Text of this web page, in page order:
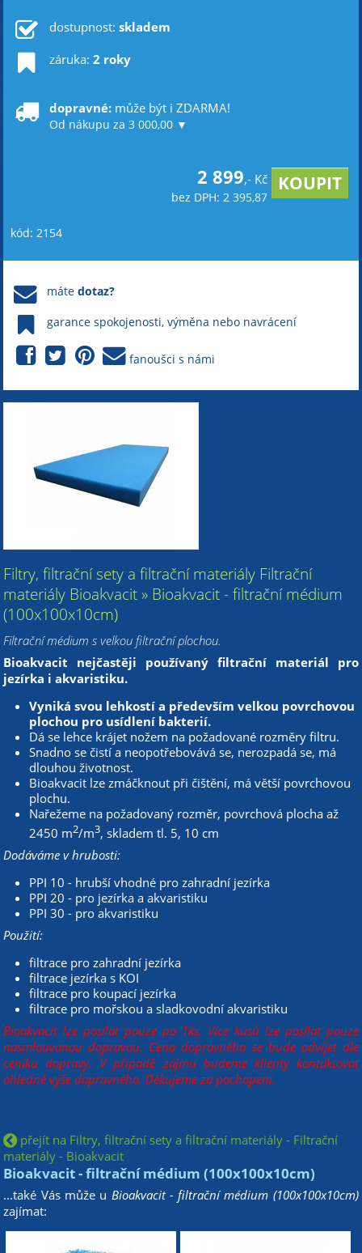
dostupnost: skladem
záruka: 2 roky
dopravné: může být i ZDARMA!
Od nákupu za 3 000,00 ▼
2 899,- Kč
bez DPH: 2 395,87
kód: 2154
mátedotaz?
garance spokojenosti, výměna nebo navrácení
fanoušci s námi
Filtry, filtrační sety a filtrační materiály Filtrační
materiály Bioakvacit » Bioakvacit - filtrační médium
(100x100x10cm)
Filtrační médium s velkou filtrační plochou.
Bioakvacit nejčastěji používaný filtrační materiál pro
jezírka i akvaristiku.
Vyniká svou lehkostí a především velkou povrchovou
plochou pro usídlení bakterií.
Dá se lehce krájet nožem na požadované rozměry filtru.
Snadno se čistí a neopotřebovává se, nerozpadá se, má
dlouhou životnost.
Bioakvacit lze zmáčknout při čištění, má větší povrchovou
plochu.
Nařežeme na požadovaný rozměr, povrchová plocha až
2450 m2/m3, skladem tl. 5, 10 cm
Dodáváme v hrubosti:
PPI 10 - hrubší vhodné pro zahradní jezírka
PPI 20 - pro jezírka a akvaristiku
PPI 30 - pro akvaristiku
Použití:
filtrace pro zahradní jezírka
filtrace jezírka s KOI
filtrace pro koupací jezírka
filtrace pro mořskou a sladkovodní akvaristiku
Bioakvacit lze posílat pouze po 1ks. Více kusů lze posílat pouze
nasmlouvanou dopravou. Cena dopravného se bude odvíjet dle
ceníku dopravy. V případě zájmu budeme klienty kontaktovat
ohledně výše dopravného. Děkujeme za pochopení.
přejít na Filtry, filtrační sety a filtrační materiály - Filtrační
materiály - Bioakvacit
Bioakvacit - filtrační médium (100x100x10cm)
...také Vás může u Bioakvacit - filtrační médium (100x100x10cm)
zajímat: